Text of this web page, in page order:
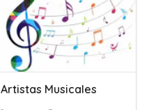
Artistas Musicales